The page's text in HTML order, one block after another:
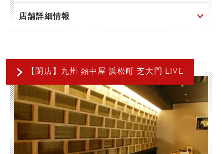
店舗詳細情報
【閉店】九州 熱中屋 浜松町 芝大門 LIVE